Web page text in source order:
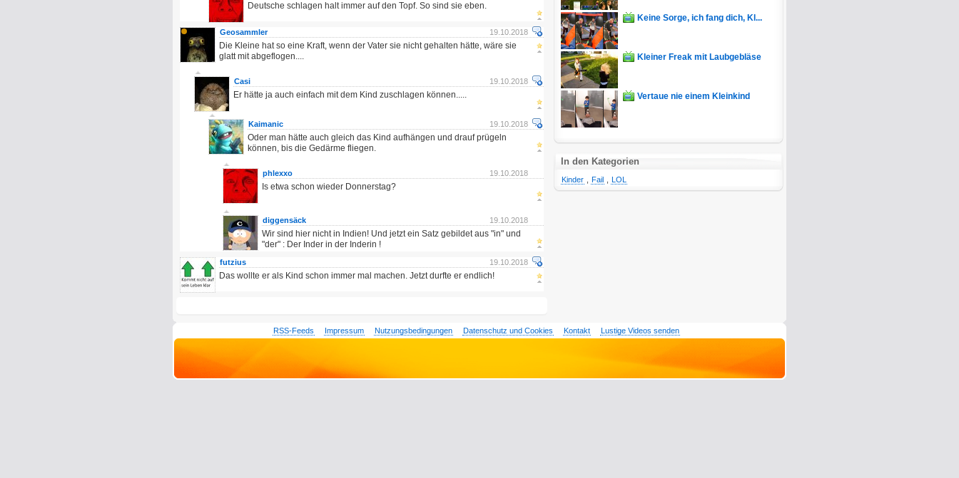
Deutsche schlagen halt immer auf den Topf. So sind sie eben.
19.10.2018
Geosammler
Die Kleine hat so eine Kraft, wenn der Vater sie nicht gehalten hätte, wäre sie
glatt mit abgeflogen....
19.10.2018
Casi
Er hätte ja auch einfach mit dem Kind zuschlagen können.....
19.10.2018
Kaimanic
Oder man hätte auch gleich das Kind aufhängen und drauf prügeln
können, bis die Gedärme fliegen.
19.10.2018
phlexxo
Is etwa schon wieder Donnerstag?
19.10.2018
diggensäck
Wir sind hier nicht in Indien! Und jetzt ein Satz gebildet aus "in" und
"der" : Der Inder in der Inderin !
19.10.2018
futzius
Das wollte er als Kind schon immer mal machen. Jetzt durfte er endlich!
Keine Sorge, ich fang dich, Kl...
Kleiner Freak mit Laubgebläse
Vertaue nie einem Kleinkind
In den Kategorien
Kinder Fail LOL
RSS-Feeds Impressum Nutzungsbedingungen Datenschutz und Cookies Kontakt Lustige Videos senden